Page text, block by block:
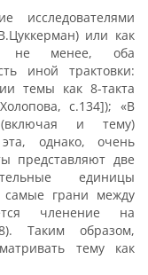
или как
не менее, оба
иной трактовки:
темы как 8-такта
с.134]); «В
и тему)
однако, очень
представляют две
единицы
самые грани между
членение на
Таким образом,
тему как